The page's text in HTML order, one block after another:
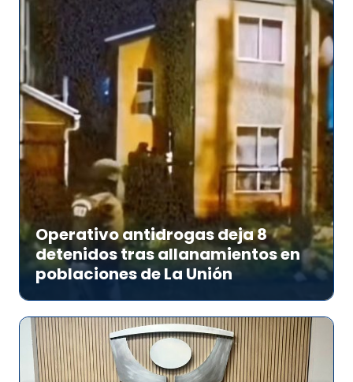
Operativo antidrogas deja 8
detenidos tras allanamientos en
poblaciones de La Unión